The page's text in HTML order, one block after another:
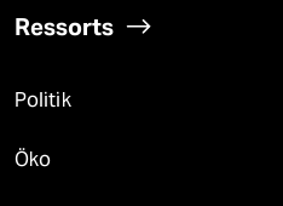
Ressorts
Politik
Öko